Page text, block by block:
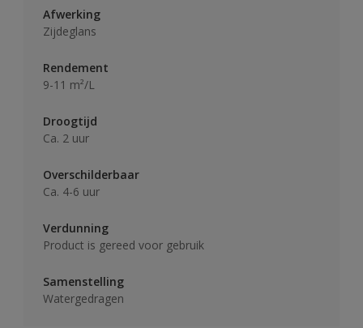
Afwerking
Zijdeglans
Rendement
9-11 m²/L
Droogtijd
Ca. 2 uur
Overschilderbaar
Ca. 4-6 uur
Verdunning
Product is gereed voor gebruik
Samenstelling
Watergedragen